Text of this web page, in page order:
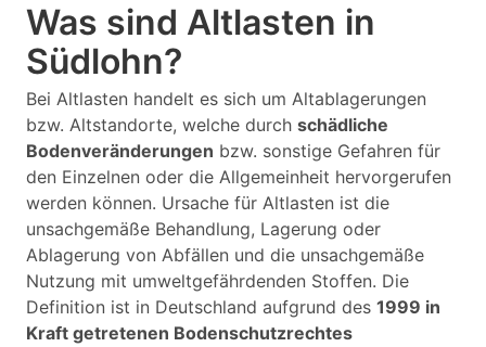
Was sind Altlasten in
Südlohn?
Bei Altlasten handelt es sich um Altablagerungen
bzw. Altstandorte, welche durch schädliche
Bodenveränderungen bzw. sonstige Gefahren für
den Einzelnen oder die Allgemeinheit hervorgerufen
werden können. Ursache für Altlasten ist die
unsachgemäße Behandlung, Lagerung oder
Ablagerung von Abfällen und die unsachgemäße
Nutzung mit umweltgefährdenden Stoffen. Die
Definition ist in Deutschland aufgrund des 1999 in
Kraft getretenen Bodenschutzrechtes